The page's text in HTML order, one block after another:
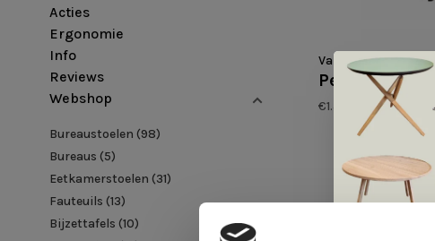
Acties
Ergonomie
Info
Reviews
Webshop
Bureaustoelen (98)
Bureaus (5)
Eetkamerstoelen (31)
Fauteuils (13)
Bijzettafels (10)
Varier
Peel II hoes Wol
€1.585,00